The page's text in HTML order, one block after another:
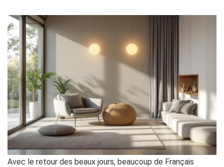
Avec le retour des beaux jours, beaucoup de Français